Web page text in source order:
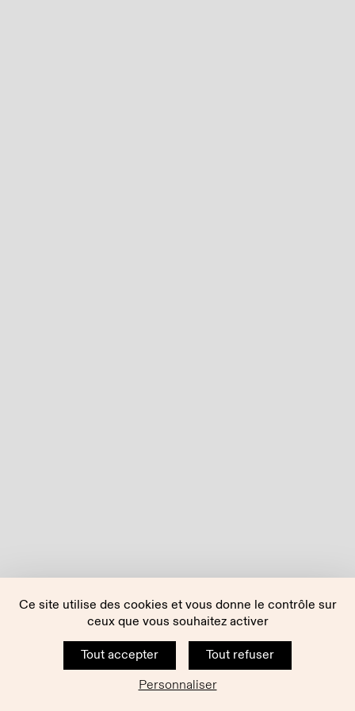
Ce site utilise des cookies et vous donne le contrôle sur
ceux que vous souhaitez activer
Tout accepter
Tout refuser
Personnaliser